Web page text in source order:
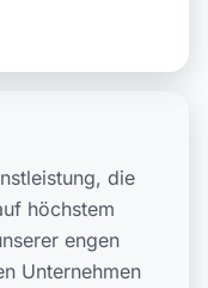
die
höchstem
engen
Unternehmen